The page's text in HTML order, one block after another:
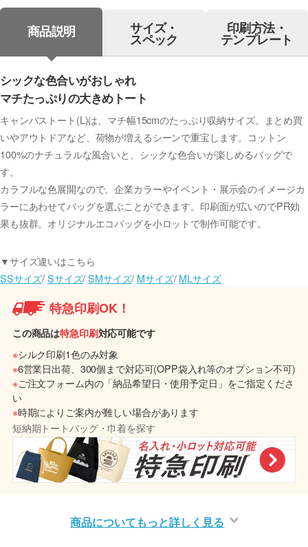
商品説明 サイズ・
スペック
印刷方法・
テンプレート
シックな色合いがおしゃれ
マチたっぷりの大きめトート
キャンバストート(L)は、マチ幅15cmのたっぷり収納サイズ。まとめ買
いやアウトドアなど、荷物が増えるシーンで重宝します。コットン
100%のナチュラルな風合いと、シックな色合いが楽しめるバッグで
す。
カラフルな色展開なので、企業カラーやイベント・展示会のイメージカ
ラーにあわせてバッグを選ぶことができます。印刷面が広いのでPR効
果も抜群。オリジナルエコバッグを小ロットで制作可能です。
▼サイズ違いはこちら
SSサイズ/Sサイズ/SMサイズ/ Mサイズ/ MLサイズ
特急印刷OK！
この商品は特急印刷対応可能です
※シルク印刷1色のみ対象
※6営業日出荷、300個まで対応可(OPP袋入れ等のオプション不可)
※ご注文フォーム内の「納品希望日・使用予定日」をご指定くださ
い
※時期によりご案内が難しい場合があります
短納期トートバッグ・巾着を探す
商品についてもっと詳しく見る